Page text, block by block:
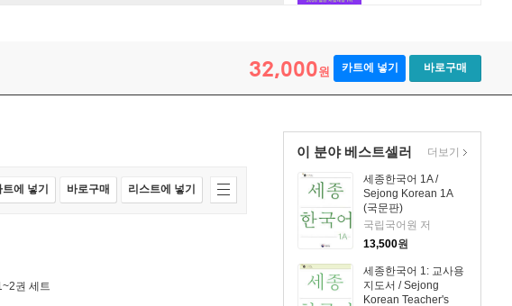
32,000원 카트에 넣기 바로구매
이 분야 베스트셀러
세종한국어 1A /
Sejong Korean 1A
(국문판)
국립국어원 저
13,500원
세종한국어 1: 교사용
지도서 / Sejong
Korean Teacher's
더보기
에 넣기 바로구매 리스트에 넣기
권 세트